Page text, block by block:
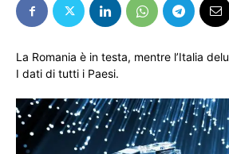
La Romania è in testa, mentre l’Italia
I dati di tutti i Paesi.